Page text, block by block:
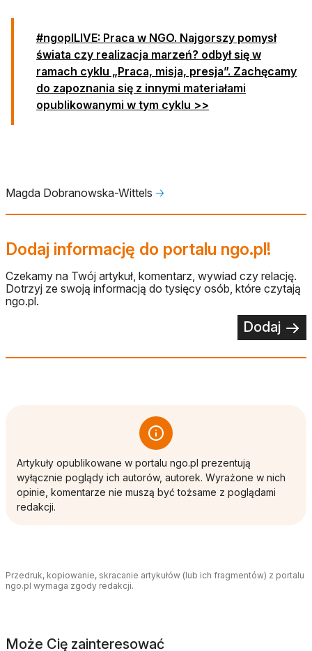
#ngoplLIVE: Praca w NGO. Najgorszy pomysł
świata czy realizacja marzeń? odbył się w
ramach cyklu „Praca, misja, presja”. Zachęcamy
do zapoznania się z innymi materiałami
opublikowanymi w tym cyklu >>
Magda Dobranowska-Wittels 🡢
Dodaj informację do portalu ngo.pl!
Czekamy na Twój artykuł, komentarz, wywiad czy relację.
Dotrzyj ze swoją informacją do tysięcy osób, które czytają
ngo.pl.
Dodaj
Artykuły opublikowane w portalu ngo.pl prezentują
wyłącznie poglądy ich autorów, autorek. Wyrażone w nich
opinie, komentarze nie muszą być tożsame z poglądami
redakcji.
Przedruk, kopiowanie, skracanie artykułów (lub ich fragmentów) z portalu
ngo.pl wymaga zgody redakcji.
Może Cię zainteresować